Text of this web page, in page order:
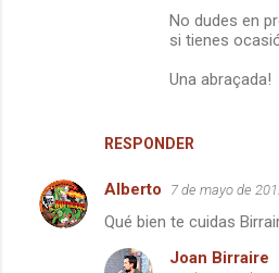
RESPONDER
No dudes en
si tienes
Una abraçada!
Alberto 7 de mayo de
Qué bien te cuidas
Joan Birraire